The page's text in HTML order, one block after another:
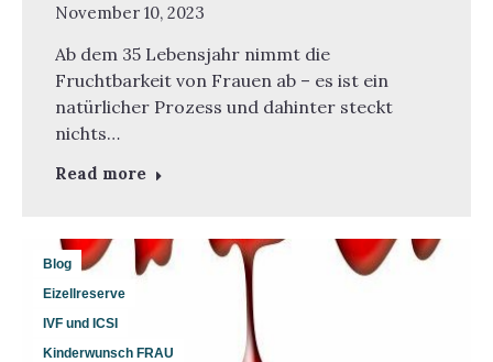
November 10, 2023
Ab dem 35 Lebensjahr nimmt die
Fruchtbarkeit von Frauen ab – es ist ein
natürlicher Prozess und dahinter steckt
nichts…
Read more
Blog
Eizellreserve
IVF und ICSI
Kinderwunsch FRAU